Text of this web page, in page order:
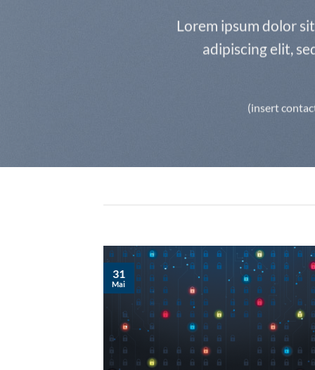
Lorem ipsum dolor
adipiscing elit,
(insert
31
Mai